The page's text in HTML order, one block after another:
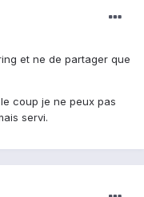
et ne de partager que
coup je ne peux pas
servi.